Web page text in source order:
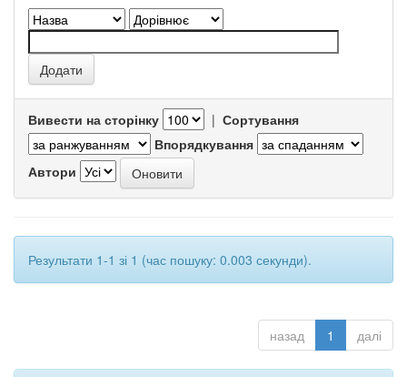
Вивести на сторінку | Сортування
Впорядкування
Автори
Результати 1-1 зі 1 (час пошуку: 0.003 секунди).
назад 1 далі